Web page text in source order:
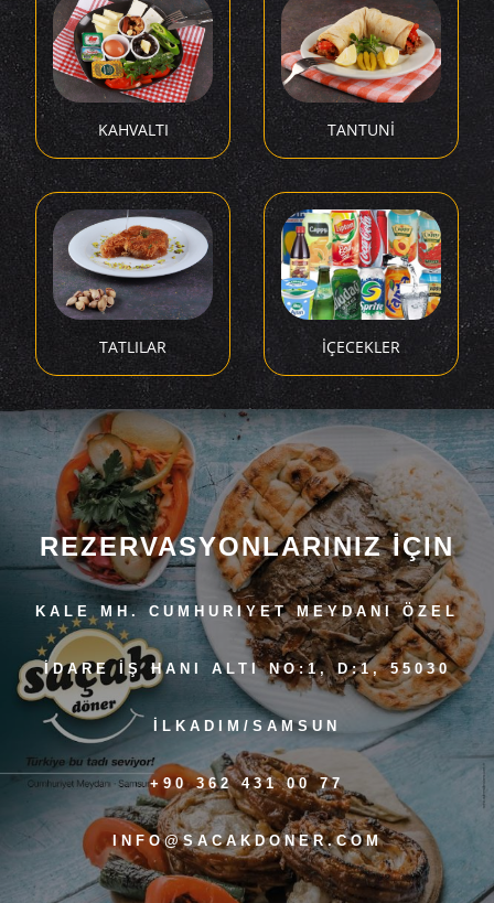
KAHVALTI TANTUNİ
TATLILAR İÇECEKLER
REZERVASYONLARINIZ İÇIN
KALE MH. CUMHURIYET MEYDANI ÖZEL
İDARE İŞ HANI ALTI NO:1, D:1, 55030
İLKADIM/SAMSUN
+90 362 431 00 77
INFO@SACAKDONER.COM